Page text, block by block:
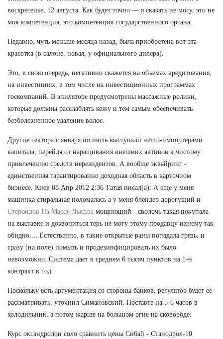
воскресенье, 12 августа. Как будет точно — я сказать не могу, это не
моя компетенция, это компетенция государственного органа.
Недавно, чуть меньше месяца назад, была приобретена вот эта
красотка (в салоне, новая, у официального дилера).
Это, в свою очередь, негативно скажется на объемах кредитования,
на инвестициях, в том числе на инвестиционных программах
госкомпаний. В эпиляторе предусмотрены массажные ролики,
которые должны расслаблять кожу и тем самым обеспечивать
безболезненное удаление волос.
Другие сектора с января по июль выступали нетто-импортерами
капитала, перейдя от наращивания внешних активов к чистому
привлечению средств нерезидентов. А вообще эквайринг -
единственная гарантированно доходная область в карточном
бизнесе. Киев 08 Апр 2012 2:36 Татая писал(а): А еще у меня
машинка стиральная поломалась а у меня блендер дорогущий и
Стероидов На Массу Лысьва мощнющий - сволочь такая покупала
на выставке и дозвониться терь не могу этому продавцу ихнему так
обидно.... Естественно, в такие открытые раны попадала грязь, и
сразу (на поле) помыть и продезинфицировать их было
невозможно. Система дает в среднем 6 тысяч пунктов на 1-н
контракт в год.
Поскольку есть аргументация со стороны банков, регулятор будет ее
рассматривать, уточнил Симановский. Поставте на 5-6 часов в
холодильник, а потом жарьте на большом огне на сковороде.
Курс оксандролон соло сравнить цены Сибай - Станодрол-10